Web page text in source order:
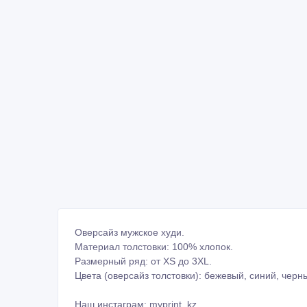
Оверсайз мужское худи.
Материал толстовки: 100% хлопок.
Размерный ряд: от XS до 3XL.
Цвета (оверсайз толстовки): бежевый, синий,
Наш инстаграм: myprint_kz